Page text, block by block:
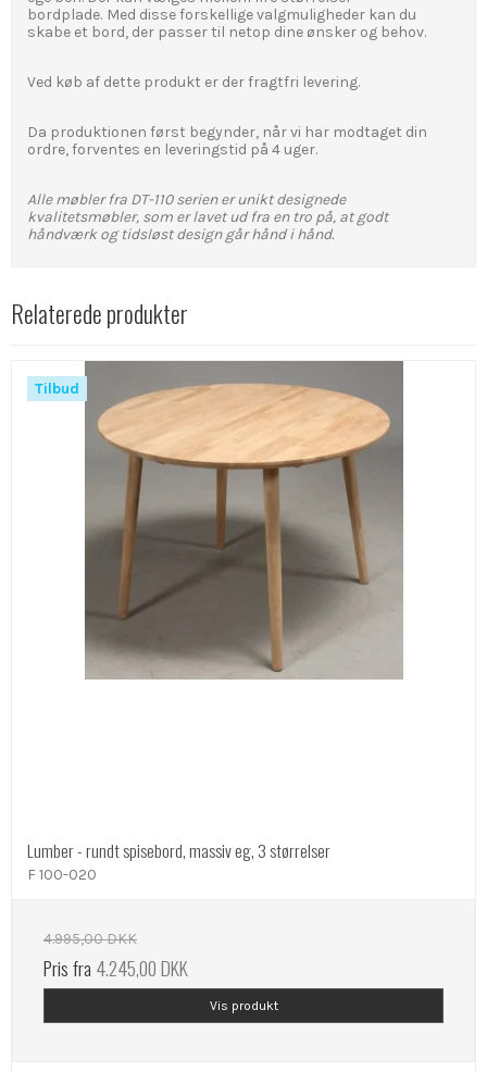
bordplade. Med disse forskellige valgmuligheder kan du
skabe et bord, der passer til netop dine ønsker og behov.
Ved køb af dette produkt er der fragtfri levering.
Da produktionen først begynder, når vi har modtaget din
ordre, forventes en leveringstid på 4 uger.
Alle møbler fra DT-110 serien er unikt designede
kvalitetsmøbler, som er lavet ud fra en tro på, at godt
håndværk og tidsløst design går hånd i hånd.
Relaterede produkter
Tilbud
Lumber - rundt spisebord, massiv eg, 3 størrelser
F 100-020
4.995,00 DKK
Pris fra 4.245,00 DKK
Vis produkt